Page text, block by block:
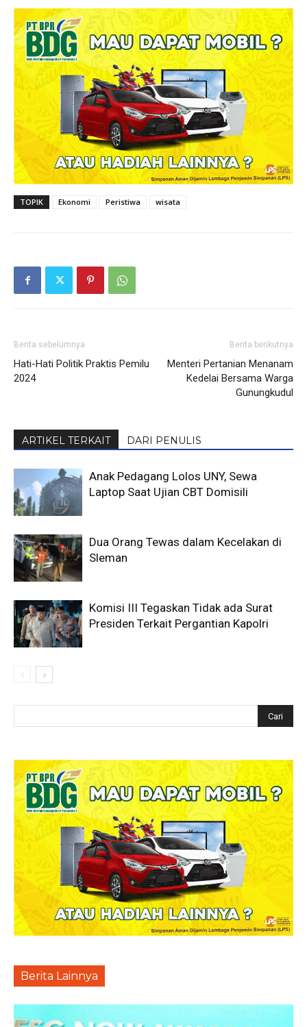
TOPIK Ekonomi Peristiwa wisata
Berita sebelumnya
Hati-Hati Politik Praktis Pemilu
2024
Berita berikutnya
Menteri Pertanian Menanam
Kedelai Bersama Warga
Gunungkudul
ARTIKEL TERKAIT DARI PENULIS
Anak Pedagang Lolos UNY, Sewa
Laptop Saat Ujian CBT Domisili
Dua Orang Tewas dalam Kecelakan di
Sleman
Komisi III Tegaskan Tidak ada Surat
Presiden Terkait Pergantian Kapolri
Berita Lainnya